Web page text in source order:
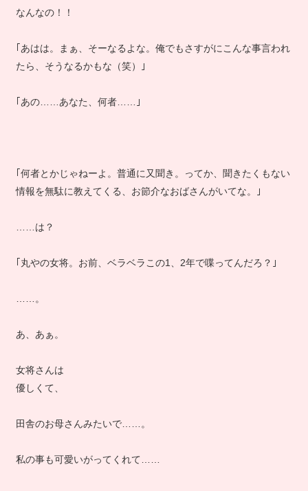
なんなの！！
｢あはは。まぁ、そーなるよな。俺でもさすがにこんな事言われ
たら、そうなるかもな（笑）｣
｢あの……あなた、何者……｣
｢何者とかじゃねーよ。普通に又聞き。ってか、聞きたくもない
情報を無駄に教えてくる、お節介なおばさんがいてな。｣
……は？
｢丸やの女将。お前、ベラベラこの1、2年で喋ってんだろ？｣
……。
あ、あぁ。
女将さんは
優しくて、
田舎のお母さんみたいで……。
私の事も可愛いがってくれて……